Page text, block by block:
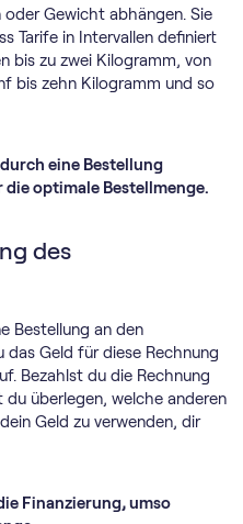
Gewicht abhängen. Sie
Tarife in Intervallen definiert
bis zu zwei Kilogramm, von
bis zehn Kilogramm und so
eine Bestellung
optimale Bestellmenge.
des
Bestellung an den
Geld für diese Rechnung
Bezahlst du die Rechnung
du überlegen, welche anderen
Geld zu verwenden, dir
Finanzierung, umso